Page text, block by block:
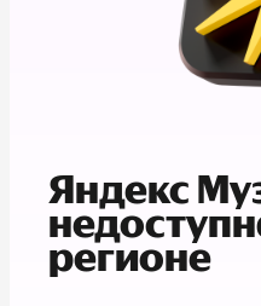
Яндекс
регионе